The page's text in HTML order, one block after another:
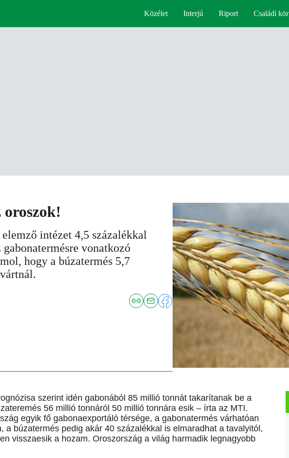
Közélet Interjú Riport Családi kör
intézet 4,5 százalékkal
vonatkozó
hogy a búzatermés 5,7
szerint idén gabonából 85 millió tonnát takarítanak be a
56 millió tonnáról 50 millió tonnára esik – írta az MTI.
egyik fő gabonaexportáló térsége, a gabonatermés várhatóan
a búzatermés pedig akár 40 százalékkal is elmaradhat a tavalyitól,
visszaesik a hozam. Oroszország a világ harmadik legnagyobb